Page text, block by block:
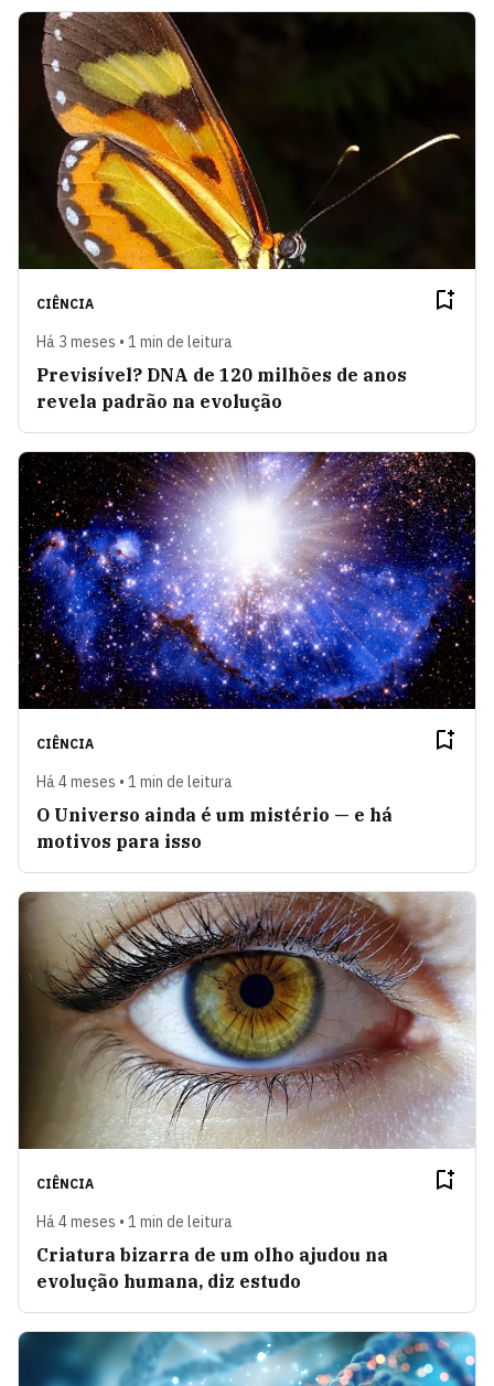
CIÊNCIA
Há 3 meses • 1 min de leitura
Previsível? DNA de 120 milhões de anos
revela padrão na evolução
CIÊNCIA
Há 4 meses • 1 min de leitura
O Universo ainda é um mistério — e há
motivos para isso
CIÊNCIA
Há 4 meses • 1 min de leitura
Criatura bizarra de um olho ajudou na
evolução humana, diz estudo